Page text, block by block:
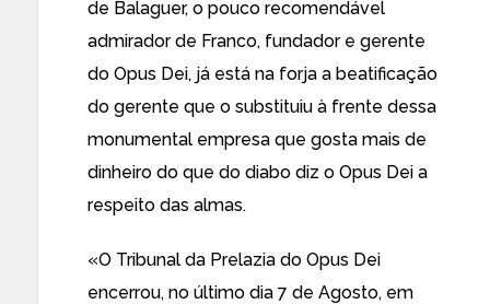
de Balaguer, o pouco recomendável
admirador de Franco, fundador e gerente
do Opus Dei, já está na forja a beatificação
do gerente que o substituiu à frente dessa
monumental empresa que gosta mais de
dinheiro do que do diabo diz o Opus Dei a
respeito das almas.
«O Tribunal da Prelazia do Opus Dei
encerrou, no último dia 7 de Agosto, em